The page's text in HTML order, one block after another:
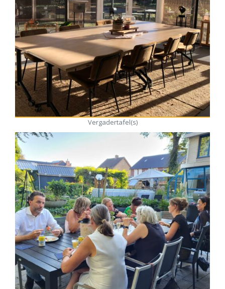
Vergadertafel(s)